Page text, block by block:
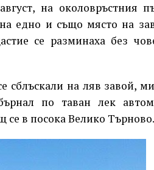
на околовръстния
едно и също място на
се разминаха без
сблъскали на ляв завой,
по таван лек
се в посока Велико Търново.